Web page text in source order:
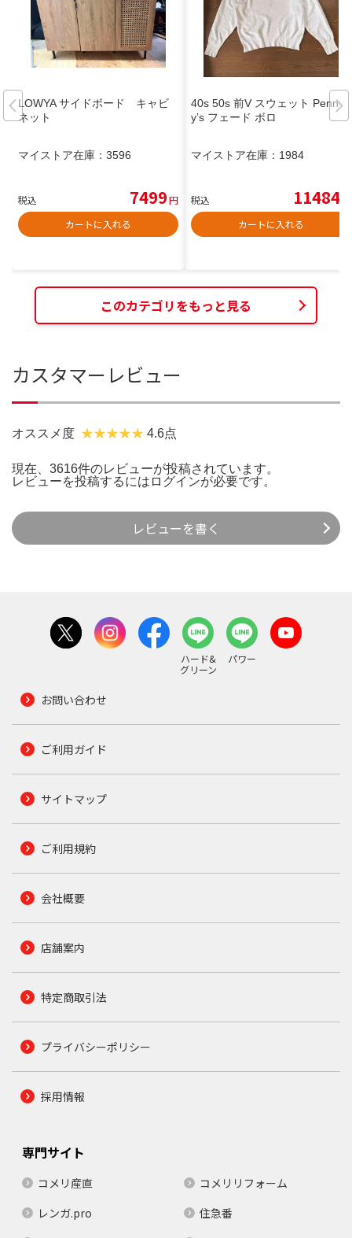
LOWYA サイドボード キャビ
ネット
マイストア在庫： 3596
税込 7499円
カートに入れる
40s 50s 前V スウェット Penne
y’s フェード ボロ
マイストア在庫： 1984
税込 11484
カートに入れる
このカテゴリをもっと見る
カスタマーレビュー
オススメ度 4.6点
現在、3616件のレビューが投稿されています。
レビューを投稿するには ログインが必要です。
レビューを書く
ハード&
グリーン
パワー
お問い合わせ
ご利用ガイド
サイトマップ
ご利用規約
会社概要
店舗案内
特定商取引法
プライバシーポリシー
採用情報
専門サイト
コメリ産直
コメリリフォーム
レンガ.pro
住急番